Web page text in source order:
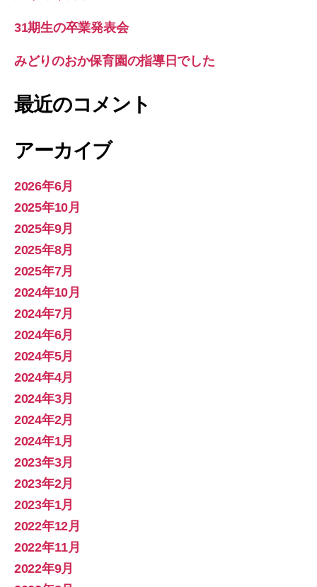
31期生の卒業発表会
みどりのおか保育園の指導日でした
最近のコメント
アーカイブ
2026年6月
2025年10月
2025年9月
2025年8月
2025年7月
2024年10月
2024年7月
2024年6月
2024年5月
2024年4月
2024年3月
2024年2月
2024年1月
2023年3月
2023年2月
2023年1月
2022年12月
2022年11月
2022年9月